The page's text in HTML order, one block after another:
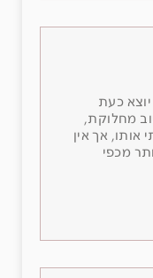
כעת
מחלוקת,
אותו, אך אין
מכפי